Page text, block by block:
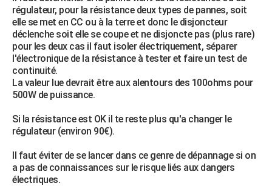
régulateur, pour la résistance deux types de pannes, soit
elle se met en CC ou à la terre et donc le disjoncteur
déclenche soit elle se coupe et ne disjoncte pas (plus rare)
pour les deux cas il faut isoler électriquement, séparer
l'électronique de la résistance à tester et faire un test de
continuité.
La valeur lue devrait être aux alentours des 100ohms pour
500W de puissance.
Si la résistance est OK il te reste plus qu'a changer le
régulateur (environ 90€).
Il faut éviter de se lancer dans ce genre de dépannage si on
a pas de connaissances sur le risque liés aux dangers
électriques.